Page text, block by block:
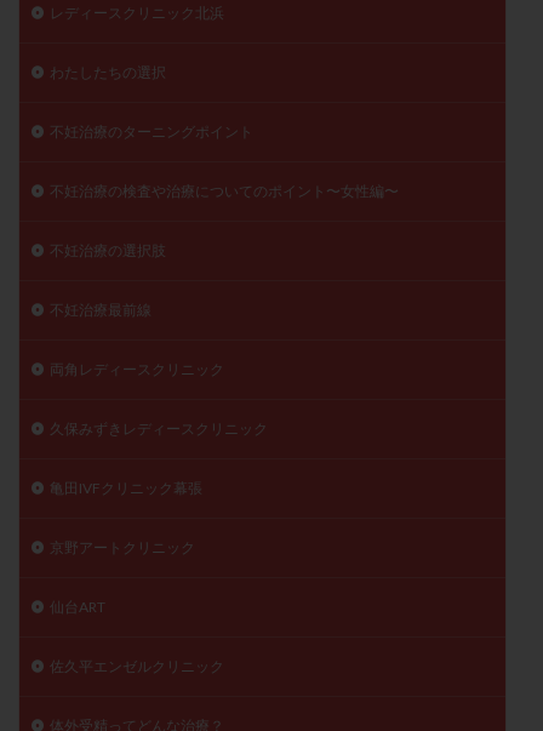
レディースクリニック北浜
わたしたちの選択
不妊治療のターニングポイント
不妊治療の検査や治療についてのポイント〜女性編〜
不妊治療の選択肢
不妊治療最前線
両角レディースクリニック
久保みずきレディースクリニック
亀田IVFクリニック幕張
京野アートクリニック
仙台ART
佐久平エンゼルクリニック
体外受精ってどんな治療？